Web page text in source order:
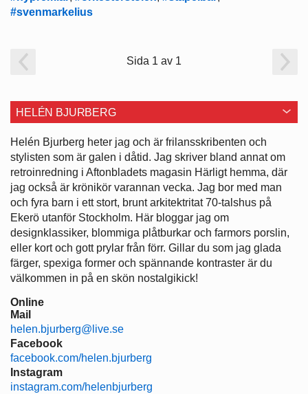
#svenmarkelius
Sida 1 av 1
HELÉN BJURBERG
Helén Bjurberg heter jag och är frilansskribenten och
stylisten som är galen i dåtid. Jag skriver bland annat om
retroinredning i Aftonbladets magasin Härligt hemma, där
jag också är krönikör varannan vecka. Jag bor med man
och fyra barn i ett stort, brunt arkitektritat 70-talshus på
Ekerö utanför Stockholm. Här bloggar jag om
designklassiker, blommiga plåtburkar och farmors porslin,
eller kort och gott prylar från förr. Gillar du som jag glada
färger, spexiga former och spännande kontraster är du
välkommen in på en skön nostalgikick!
Online
Mail
helen.bjurberg@live.se
Facebook
facebook.com/helen.bjurberg
Instagram
instagram.com/helenbjurberg